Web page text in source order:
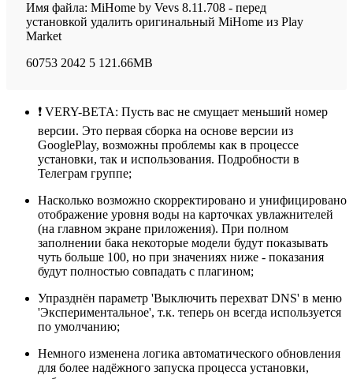
Имя файла: MiHome by Vevs 8.11.708 - перед
установкой удалить оригинальный MiHome из Play
Market
60753 2042 5 121.66MB
❗ VERY-BETA: Пусть вас не смущает меньший номер
версии. Это первая сборка на основе версии из
GooglePlay, возможны проблемы как в процессе
установки, так и использования. Подробности в
Телеграм группе;
Насколько возможно скорректировано и унифицировано
отображение уровня воды на карточках увлажнителей
(на главном экране приложения). При полном
заполнении бака некоторые модели будут показывать
чуть больше 100, но при значениях ниже - показания
будут полностью совпадать с плагином;
Упразднён параметр 'Выключить перехват DNS' в меню
'Экспериментальное', т.к. теперь он всегда используется
по умолчанию;
Немного изменена логика автоматического обновления
для более надёжного запуска процесса установки,